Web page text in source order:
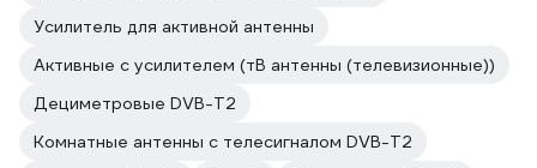
Усилитель для активной антенны
Активные с усилителем (тВ антенны (телевизионные))
Дециметровые DVB-T2
Комнатные антенны с телесигналом DVB-T2